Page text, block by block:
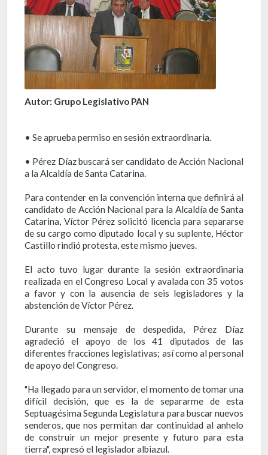
Autor: Grupo Legislativo PAN
• Se aprueba permiso en sesión extraordinaria.
• Pérez Díaz buscará ser candidato de Acción Nacional
a la Alcaldía de Santa Catarina.
Para contender en la convención interna que definirá al
candidato de Acción Nacional para la Alcaldía de Santa
Catarina, Víctor Pérez solicitó licencia para separarse
de su cargo como diputado local y su suplente, Héctor
Castillo rindió protesta, este mismo jueves.
El acto tuvo lugar durante la sesión extraordinaria
realizada en el Congreso Local y avalada con 35 votos
a favor y con la ausencia de seis legisladores y la
abstención de Víctor Pérez.
Durante su mensaje de despedida, Pérez Díaz
agradeció el apoyo de los 41 diputados de las
diferentes fracciones legislativas; así como al personal
de apoyo del Congreso.
"Ha llegado para un servidor, el momento de tomar una
difícil decisión, que es la de separarme de esta
Septuagésima Segunda Legislatura para buscar nuevos
senderos, que nos permitan dar continuidad al anhelo
de construir un mejor presente y futuro para esta
tierra", expresó el legislador albiazul.